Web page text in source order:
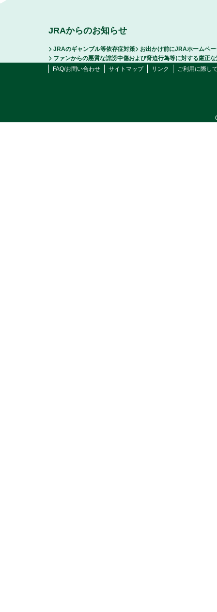
JRAからのお知らせ
JRAのギャンブル等依存症対策
お出かけ前にJRAホームペ
ファンからの悪質な誹謗中傷および脅迫行為等に対する厳正
FAQ/お問い合わせ
サイトマップ リンク ご利用に際し